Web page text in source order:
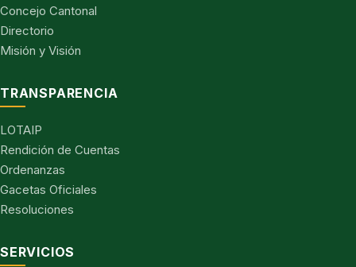
Concejo Cantonal
Directorio
Misión y Visión
TRANSPARENCIA
LOTAIP
Rendición de Cuentas
Ordenanzas
Gacetas Oficiales
Resoluciones
SERVICIOS